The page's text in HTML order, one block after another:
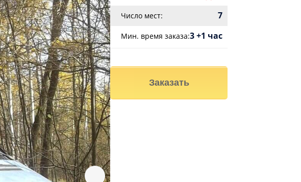
Число мест: 7
Мин. время заказа:3 +1 час
Заказать